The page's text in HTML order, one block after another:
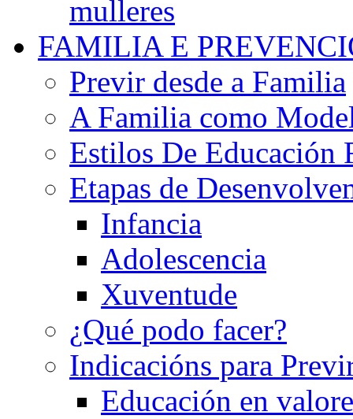
mulleres
FAMILIA E
Previr desde a Familia
A Familia como
Estilos De Educación
Etapas de
Infancia
Adolescencia
Xuventude
¿Qué podo facer?
Indicacións para
Educación en